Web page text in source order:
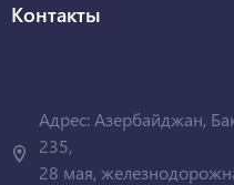
Контакты
Адрес: Азербайджан,
235,
28 мая,